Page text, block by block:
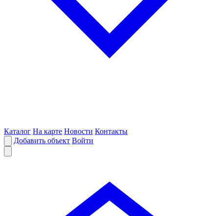
Каталог На карте Новости Контакты
Добавить объект Войти